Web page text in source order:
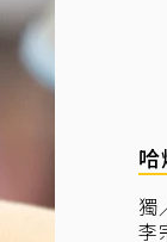
哈
獨
李